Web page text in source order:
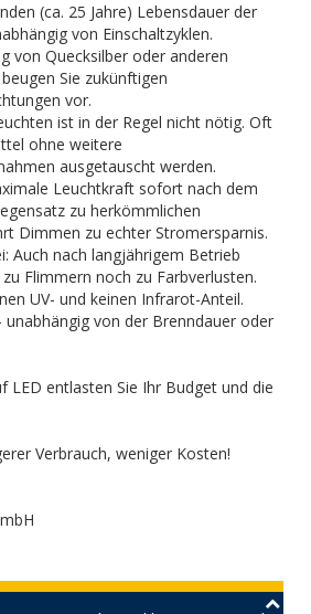
(ca. 25 Jahre) Lebensdauer der
von Einschaltzyklen.
von Quecksilber oder anderen
Sie zukünftigen
vor.
ist in der Regel nicht nötig. Oft
ohne weitere
ausgetauscht werden.
Leuchtkraft sofort nach dem
zu herkömmlichen
Dimmen zu echter Stromersparnis.
Auch nach langjährigem Betrieb
Flimmern noch zu Farbverlusten.
UV- und keinen Infrarot-Anteil.
unabhängig von der Brenndauer oder
LED entlasten Sie Ihr Budget und die
Verbrauch, weniger Kosten!